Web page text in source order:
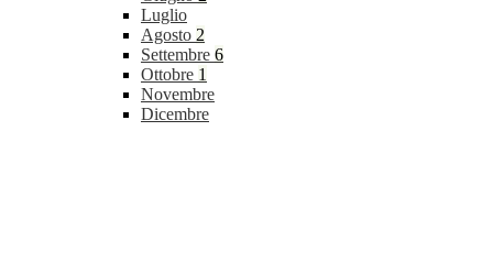
Luglio
Agosto 2
Settembre 6
Ottobre 1
Novembre
Dicembre